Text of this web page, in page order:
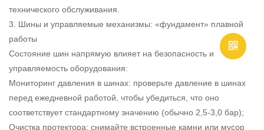
технического обслуживания.
3. Шины и управляемые механизмы: «фундамент» плавной
работы
Состояние шин напрямую влияет на безопасность и
управляемость оборудования:
Мониторинг давления в шинах: проверьте давление в шинах
перед ежедневной работой, чтобы убедиться, что оно
соответствует стандартному значению (обычно 2,5-3,0 бар);
Очистка протектора: снимайте встроенные камни или мусор